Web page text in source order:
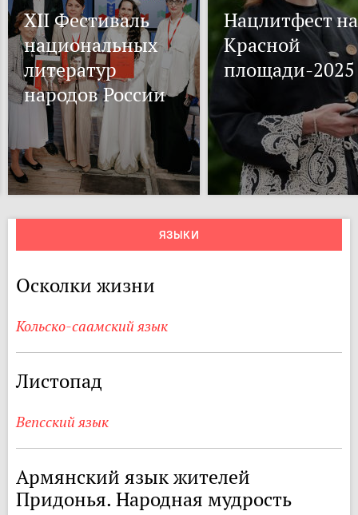
XII Фестиваль
национальных
литератур
народов России
Нацлитфест на
Красной
площади-2025
ЯЗЫКИ
Осколки жизни
Кольско-саамский язык
Листопад
Вепсский язык
Армянский язык жителей
Придонья. Народная мудрость